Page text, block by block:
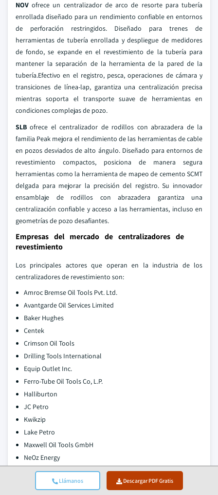
Llámanos Descargar PDF Gratis
NOV ofrece un centralizador de arco de resorte para tubería
enrollada diseñado para un rendimiento confiable en entornos
de perforación restringidos. Diseñado para trenes de
herramientas de tubería enrollada y despliegue de medidores
de fondo, se expande en el revestimiento de la tubería para
mantener la separación de la herramienta de la pared de la
tubería.Efectivo en el registro, pesca, operaciones de cámara y
transiciones de línea-lap, garantiza una centralización precisa
mientras soporta el transporte suave de herramientas en
condiciones complejas de pozo.
SLB ofrece el centralizador de rodillos con abrazadera de la
familia Peak mejora el rendimiento de las herramientas de cable
en pozos desviados de alto ángulo. Diseñado para entornos de
revestimiento compactos, posiciona de manera segura
herramientas como la herramienta de mapeo de cemento SCMT
delgada para mejorar la precisión del registro. Su innovador
ensamblaje de rodillos con abrazadera garantiza una
centralización confiable y acceso a las herramientas, incluso en
geometrías de pozo desafiantes.
Empresas del mercado de centralizadores de
revestimiento
Los principales actores que operan en la industria de los
centralizadores de revestimiento son:
Amroc Bremse Oil Tools Pvt. Ltd.
Avantgarde Oil Services Limited
Baker Hughes
Centek
Crimson Oil Tools
Drilling Tools International
Equip Outlet Inc.
Ferro-Tube Oil Tools Co, L.P.
Halliburton
JC Petro
Kwikzip
Lake Petro
Maxwell Oil Tools GmbH
NeOz Energy
NOV
Oilmec Middleast